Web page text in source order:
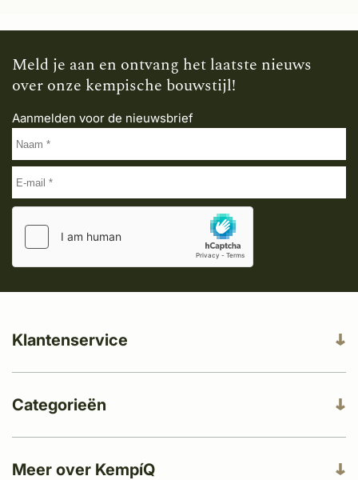
Meld je aan en ontvang het laatste nieuws
over onze kempische bouwstijl!
Aanmelden voor de nieuwsbrief
Meer over KempíQ
Klantenservice
Categorieën